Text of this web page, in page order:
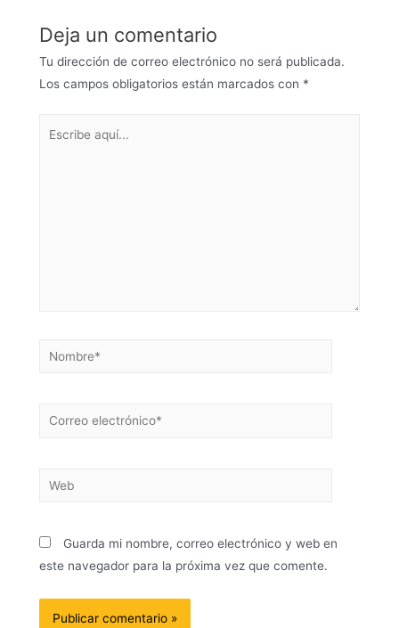
Deja un comentario
Tu dirección de correo electrónico no será publicada.
Los campos obligatorios están marcados con *
Guarda mi nombre, correo electrónico y web en
este navegador para la próxima vez que comente.